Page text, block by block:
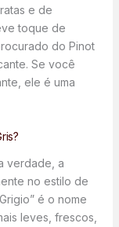
e de
toque de
do Pinot
Se você
ele é uma
verdade, a
no estilo de
é o nome
leves, frescos,